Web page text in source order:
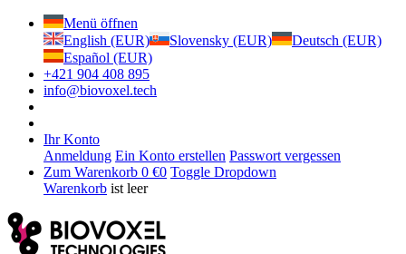
Menü öffnen
English (EUR)
Slovensky (EUR)
Deutsch (EUR)
Español (EUR)
+421 904 408 895
info@biovoxel.tech
Ihr Konto
Anmeldung Ein Konto erstellen Passwort vergessen
Zum Warenkorb 0 €0 Toggle Dropdown
Warenkorb ist leer